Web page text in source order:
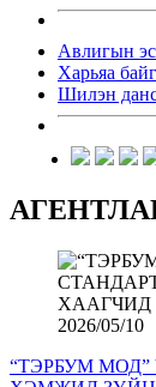
Авлигын
Харьяа
Шилэн
2026/05/10
“ТЭРБУМ